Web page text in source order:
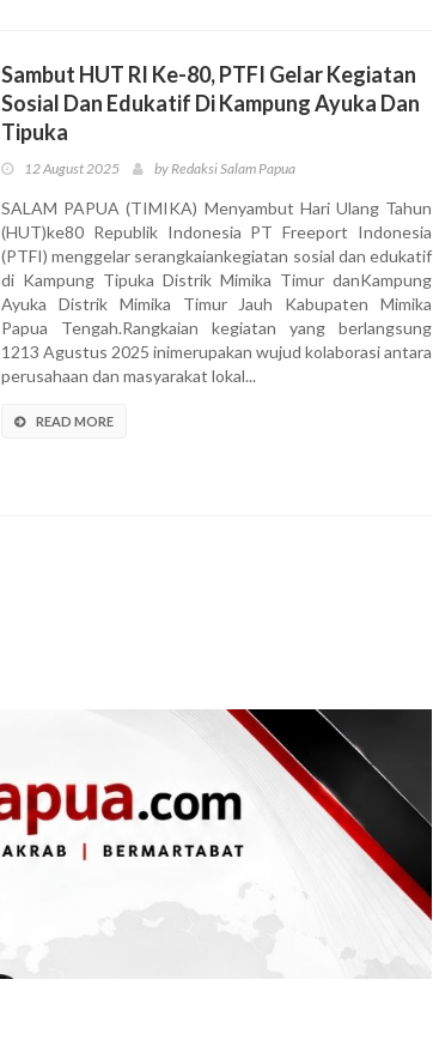
Sambut HUT RI Ke-80, PTFI Gelar Kegiatan
Sosial Dan Edukatif Di Kampung Ayuka Dan
Tipuka
12 August 2025 by Redaksi Salam Papua
SALAM PAPUA (TIMIKA) Menyambut Hari Ulang Tahun
(HUT)ke80 Republik Indonesia PT Freeport Indonesia
(PTFI) menggelar serangkaiankegiatan sosial dan edukatif
di Kampung Tipuka Distrik Mimika Timur danKampung
Ayuka Distrik Mimika Timur Jauh Kabupaten Mimika
Papua Tengah.Rangkaian kegiatan yang berlangsung
1213 Agustus 2025 inimerupakan wujud kolaborasi antara
perusahaan dan masyarakat lokal...
READ MORE